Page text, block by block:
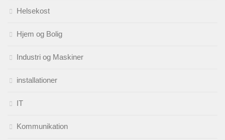
Helsekost
Hjem og Bolig
Industri og Maskiner
installationer
IT
Kommunikation